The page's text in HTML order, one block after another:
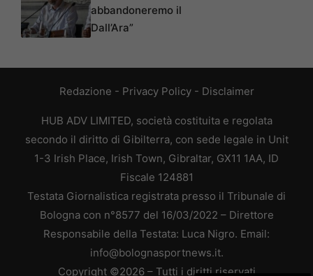
abbandoneremo il
Dall’Ara”
Redazione - Privacy Policy- Disclaimer
HUB ADV LIMITED, società costituita e regolata
secondo il diritto di Gibilterra, con sede legale in Unit
1-3 Irish Place, Irish Town, Gibraltar, GX11 1AA, ID
Fiscale 124881
Testata Giornalistica registrata presso il Tribunale di
Bologna con n°8577 del 16/03/2022 – Direttore
Responsabile della Testata: Luca Nigro. Email:
info@bolognasportnews.it.
Copyright ©2026 – Tutti i diritti riservati